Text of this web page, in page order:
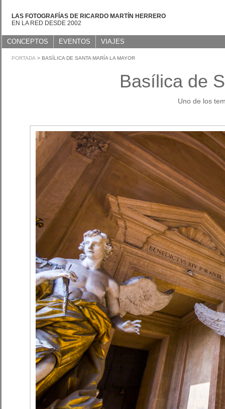
LAS FOTOGRAFÍAS DE RICARDO MARTÍN HERRERO
EN LA RED DESDE 2002
CONCEPTOS EVENTOS VIAJES
PORTADA > BASÍLICA DE SANTA MARÍA LA MAYOR
Basílica de
Uno de los